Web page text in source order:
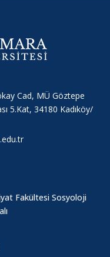
Cad, MÜ Göztepe
5.Kat, 34180 Kadıköy/
Fakültesi Sosyoloji